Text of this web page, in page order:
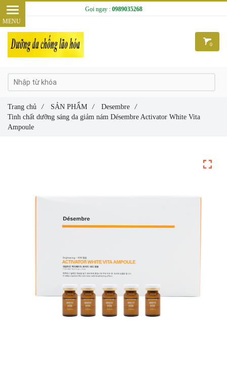
Trang chủ / SẢN PHẨM / Desembre
/
Tinh chất dưỡng sáng da giảm nám Désembre Activator White Vita
Ampoule
Gọi ngay : 0989035268
0